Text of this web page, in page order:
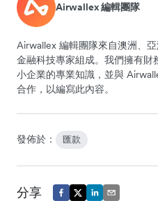
Airwallex 編輯團隊
Airwallex 編輯團隊來自澳洲、
金融科技專家組成。我們擁有財
小企業的專業知識，並與
合作，以編寫此內容。
發佈於： 匯款
分享